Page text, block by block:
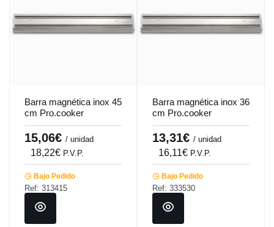
Barra magnética inox 45
cm Pro.cooker
15,06€ / unidad
18,22€ P.V.P.
Bajo Pedido
Ref: 313415
Barra magnética inox 36
cm Pro.cooker
13,31€ / unidad
16,11€ P.V.P.
Bajo Pedido
Ref: 333530